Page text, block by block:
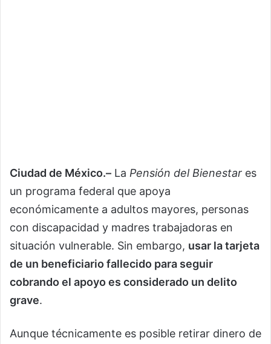
Ciudad de México.– La Pensión del Bienestar es
un programa federal que apoya
económicamente a adultos mayores, personas
con discapacidad y madres trabajadoras en
situación vulnerable. Sin embargo, usar la tarjeta
de un beneficiario fallecido para seguir
cobrando el apoyo es considerado un delito
grave.
Aunque técnicamente es posible retirar dinero de